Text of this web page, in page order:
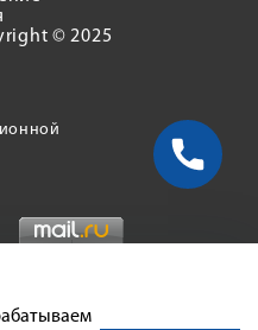
© 2025